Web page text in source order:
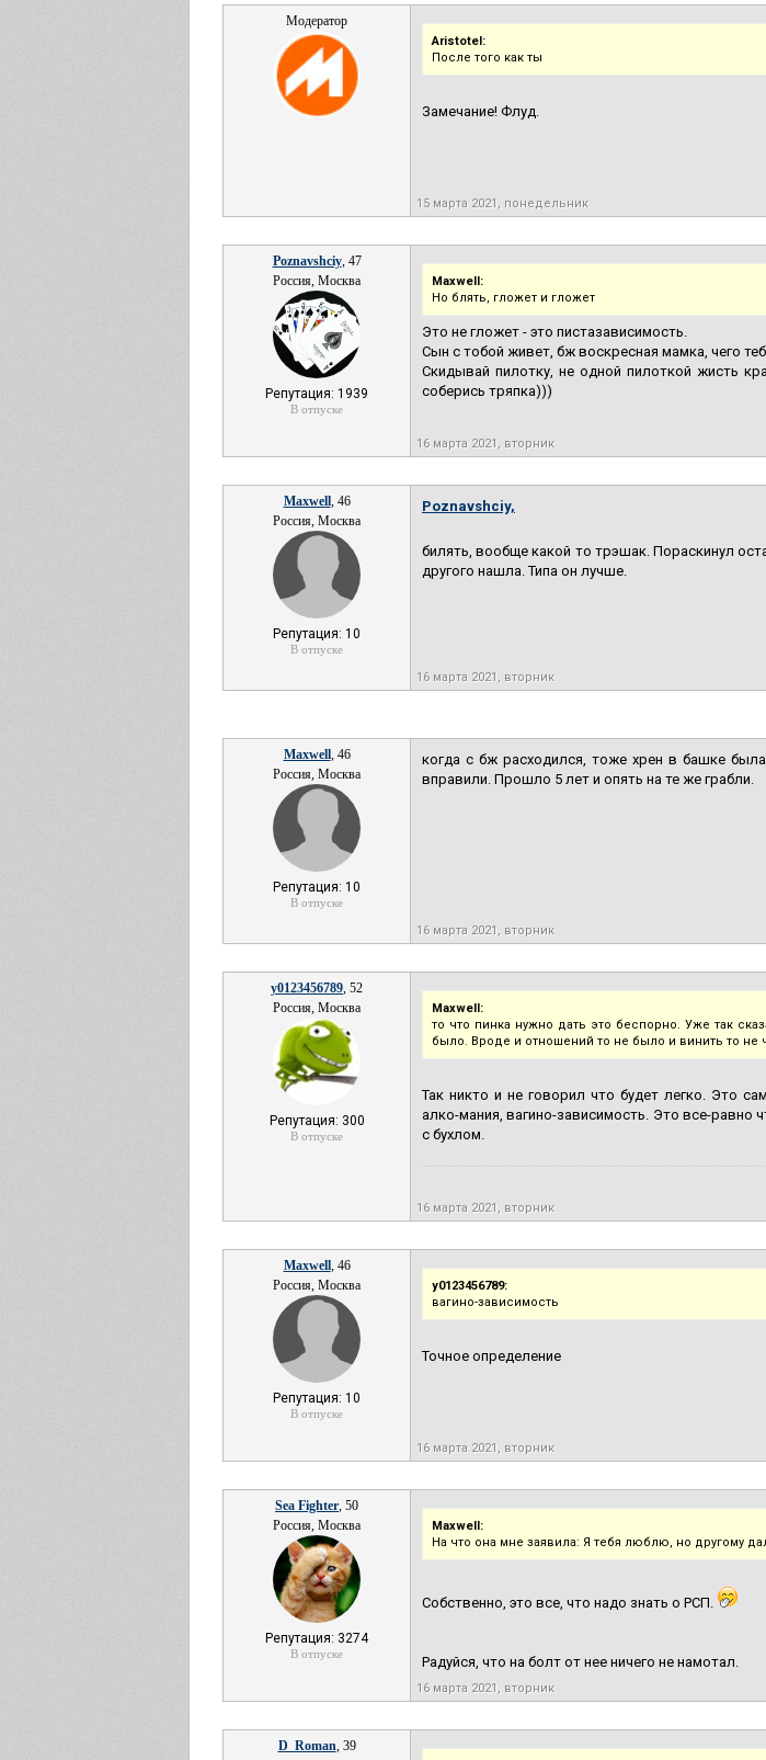
Модератор
Aristotel:
После того как ты
Замечание! Флуд.
15 марта 2021, понедельник
Poznavshciy, 47
Россия, Москва
Репутация: 1939
В отпуске
Maxwell:
Но блять, гложет и гложет
Это не гложет - это пистазависимость.
Сын с тобой живет, бж воскресная мамка, чего
Скидывай пилотку, не одной пилоткой жисть
соберись тряпка)))
16 марта 2021, вторник
Maxwell, 46
Россия, Москва
Репутация: 10
В отпуске
Poznavshciy,
билять, вообще какой то трэшак. Пораскинул
другого нашла. Типа он лучше.
16 марта 2021, вторник
Maxwell, 46
Россия, Москва
Репутация: 10
В отпуске
когда с бж расходился, тоже хрен в башке
вправили. Прошло 5 лет и опять на те же грабли.
16 марта 2021, вторник
y0123456789, 52
Россия, Москва
Репутация: 300
В отпуске
Maxwell:
то что пинка нужно дать это беспорно. Уже так
было. Вроде и отношений то не было и винить то не
Так никто и не говорил что будет легко. Это
алко-мания, вагино-зависимость. Это все-равно
с бухлом.
16 марта 2021, вторник
Maxwell, 46
Россия, Москва
Репутация: 10
В отпуске
y0123456789:
вагино-зависимость
Точное определение
16 марта 2021, вторник
Sea Fighter, 50
Россия, Москва
Репутация: 3274
В отпуске
Maxwell:
На что она мне заявила: Я тебя люблю, но другому
Собственно, это все, что надо знать о РСП.
Радуйся, что на болт от нее ничего не намотал.
16 марта 2021, вторник
D_Roman, 39